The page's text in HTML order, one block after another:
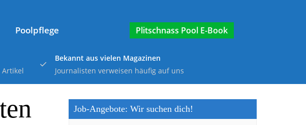
Poolpflege E-Book
Artikel
Bekannt aus vielen Magazinen
Journalisten verweisen häufig auf uns
Job-Angebote: Wir suchen dich!